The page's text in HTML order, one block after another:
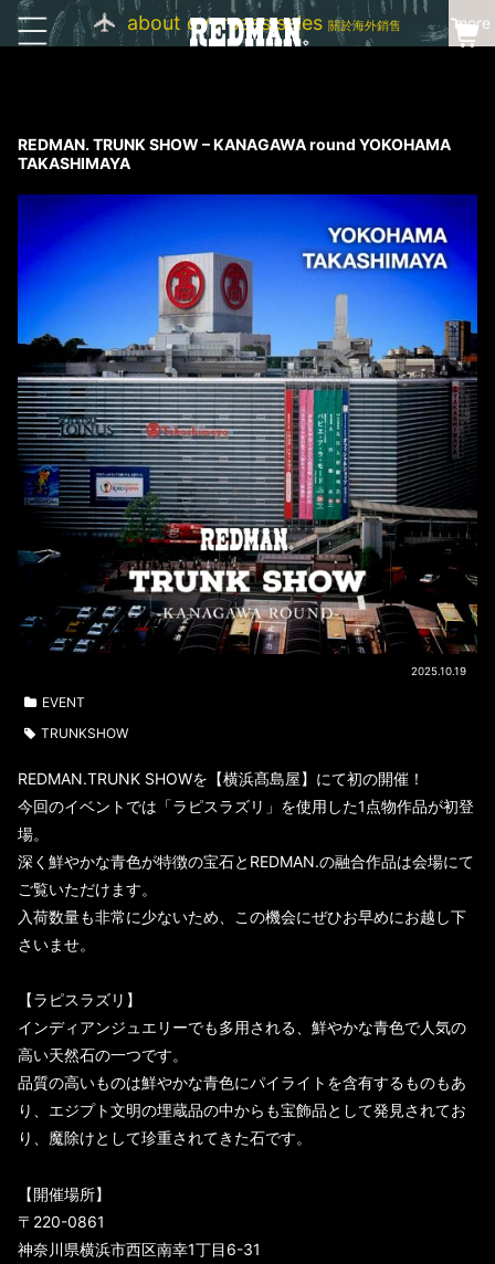
about overseas sales 關於海外銷售 more
REDMAN. TRUNK SHOW – KANAGAWA round YOKOHAMA
TAKASHIMAYA
2025.10.19
EVENT
TRUNKSHOW
REDMAN.TRUNK SHOWを【横浜髙島屋】にて初の開催！
今回のイベントでは「ラピスラズリ」を使用した1点物作品が初登
場。
深く鮮やかな青色が特徴の宝石とREDMAN.の融合作品は会場にて
ご覧いただけます。
入荷数量も非常に少ないため、この機会にぜひお早めにお越し下
さいませ。
【ラピスラズリ】
インディアンジュエリーでも多用される、鮮やかな青色で人気の
高い天然石の一つです。
品質の高いものは鮮やかな青色にパイライトを含有するものもあ
り、エジプト文明の埋蔵品の中からも宝飾品として発見されてお
り、魔除けとして珍重されてきた石です。
【開催場所】
〒220-0861
神奈川県横浜市西区南幸1丁目6-31